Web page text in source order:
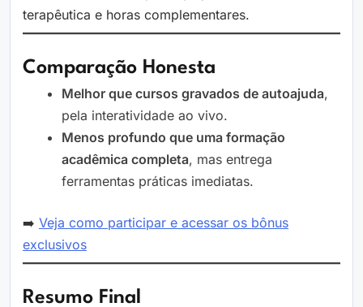
terapêutica e horas complementares.
Comparação Honesta
Melhor que cursos gravados de autoajuda,
pela interatividade ao vivo.
Menos profundo que uma formação
acadêmica completa, mas entrega
ferramentas práticas imediatas.
➡️ Veja como participar e acessar os bônus
exclusivos
Resumo Final